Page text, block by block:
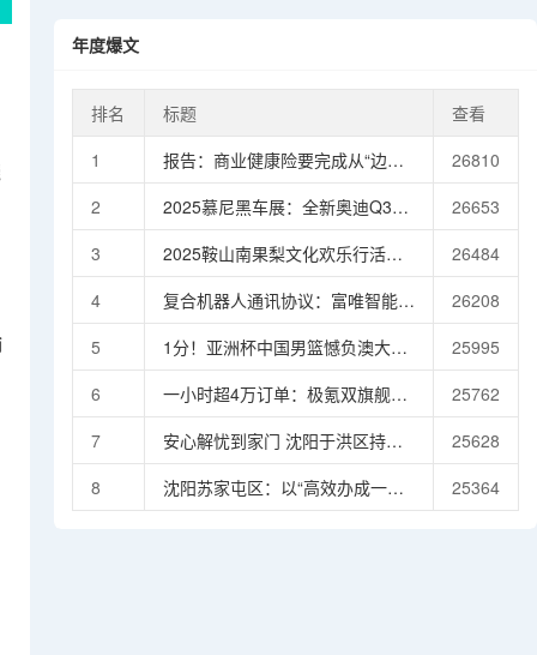
年度爆文
排名 标题
查看
1
报告：商业健康险要完成从“边缘
补充者”到“生态协同者”的转变，
需聚焦三大方向
26810
2
2025慕尼黑车展：全新奥迪Q3
Sportback首发亮相 引入插混车型
26653
3
2025鞍山南果梨文化欢乐行活动
启幕激活秋季文体旅市场活力
26484
4
复合机器人通讯协议：富唯智能的
技术突破与行业引领
26208
5
1分！亚洲杯中国男篮憾负澳大利
亚1分！亚洲杯中国男篮憾负澳大
利亚
25995
6
一小时超4万订单：极氪双旗舰打
破中国豪车“曲高和寡”困局
25762
7
安心解忧到家门 沈阳于洪区持续
破解办证难题惠及千户居民
25628
8
沈阳苏家屯区：以“高效办成一件
事”点亮政务服务现代化新路径
25364